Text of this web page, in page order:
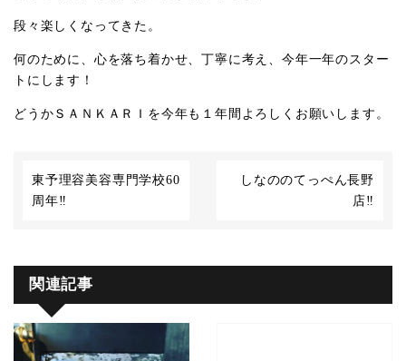
段々楽しくなってきた。
何のために、心を落ち着かせ、丁寧に考え、今年一年のスター
トにします！
どうかＳＡＮＫＡＲＩを今年も１年間よろしくお願いします。
東予理容美容専門学校60
周年‼︎
しなののてっぺん長野
店‼︎
関連記事